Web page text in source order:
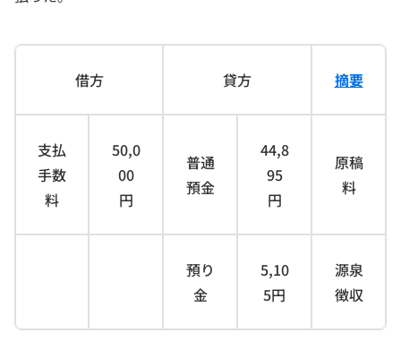
借方 貸方 摘要
支払
手数
料
50,0
00
円
普通
預金
44,8
95
円
原稿
料
預り
金
5,10
5円
源泉
徴収